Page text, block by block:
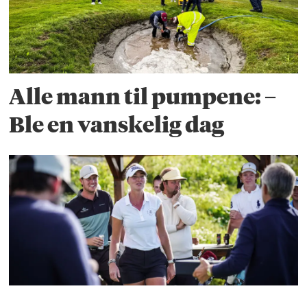
Alle mann til pumpene: –
Ble en vanskelig dag